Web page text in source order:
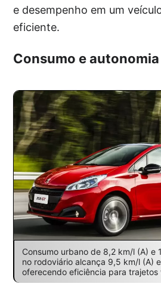
e desempenho em um
eficiente.
Consumo e autonomia
Consumo urbano de 8,2 km/l (A) e
no rodoviário alcança 9,5 km/l (A)
oferecendo eficiência para trajetos